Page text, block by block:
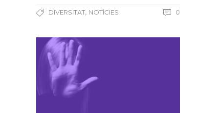
DIVERSITAT, NOTÍCIES 0